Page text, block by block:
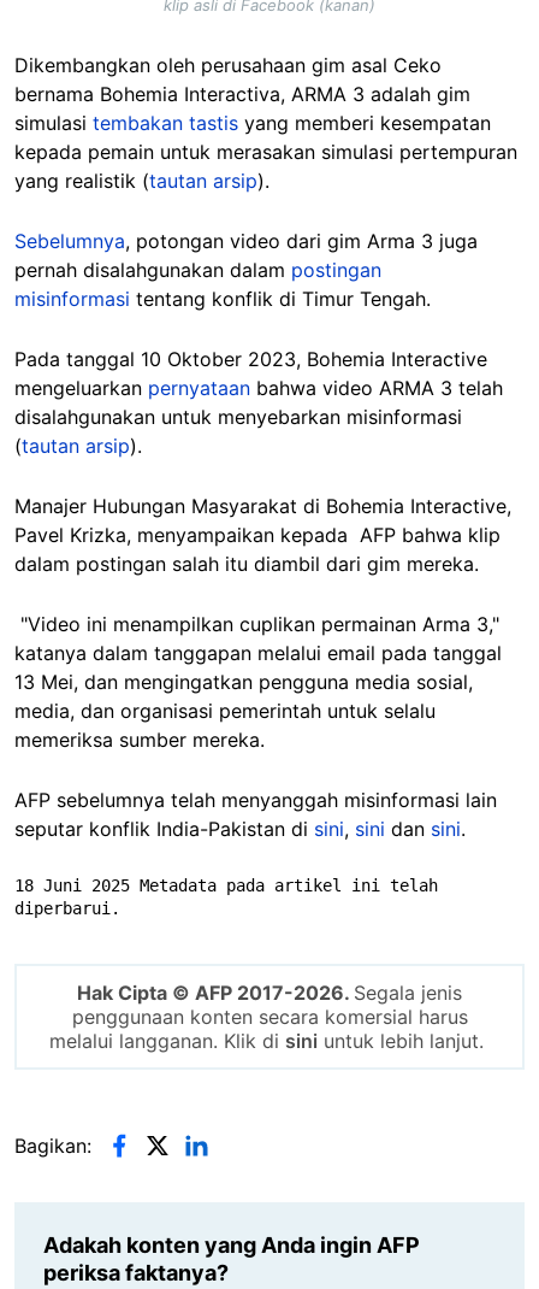
klip asli di Facebook (kanan)
Dikembangkan oleh perusahaan gim asal Ceko
bernama Bohemia Interactiva, ARMA 3 adalah gim
simulasi tembakan tastis yang memberi kesempatan
kepada pemain untuk merasakan simulasi pertempuran
yang realistik (tautan arsip).
Sebelumnya, potongan video dari gim Arma 3 juga
pernah disalahgunakan dalam postingan
misinformasi tentang konflik di Timur Tengah.
Pada tanggal 10 Oktober 2023, Bohemia Interactive
mengeluarkan pernyataan bahwa video ARMA 3 telah
disalahgunakan untuk menyebarkan misinformasi
(tautan arsip).
Manajer Hubungan Masyarakat di Bohemia Interactive,
Pavel Krizka, menyampaikan kepada AFP bahwa klip
dalam postingan salah itu diambil dari gim mereka.
"Video ini menampilkan cuplikan permainan Arma 3,"
katanya dalam tanggapan melalui email pada tanggal
13 Mei, dan mengingatkan pengguna media sosial,
media, dan organisasi pemerintah untuk selalu
memeriksa sumber mereka.
AFP sebelumnya telah menyanggah misinformasi lain
seputar konflik India-Pakistan di sini, sini dan sini.
18 Juni 2025 Metadata pada artikel ini telah
diperbarui.
Hak Cipta © AFP 2017-2026. Segala jenis
penggunaan konten secara komersial harus
melalui langganan. Klik di sini untuk lebih lanjut.
Bagikan:
Adakah konten yang Anda ingin AFP
periksa faktanya?